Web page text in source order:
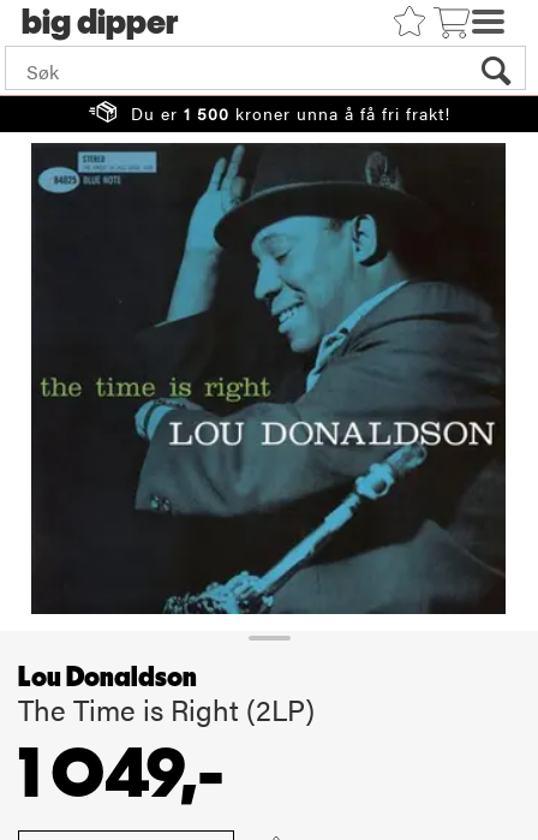
big
Du er 1 500 kroner unna å få fri frakt!
Lou Donaldson
The Time is Right (2LP)
1 049,-